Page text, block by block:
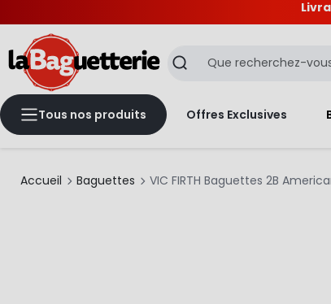
Recherche
Tous nos produits Offres Exclusives
Accueil Baguettes VIC FIRTH Baguettes 2B